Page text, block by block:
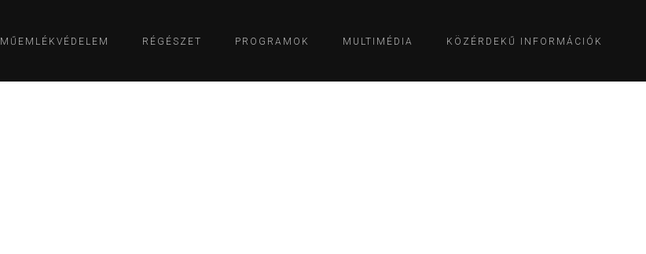
MŰEMLÉKVÉDELEM RÉGÉSZET PROGRAMOK MULTIMÉDIA KÖZÉRDEKŰ INFORMÁCIÓK